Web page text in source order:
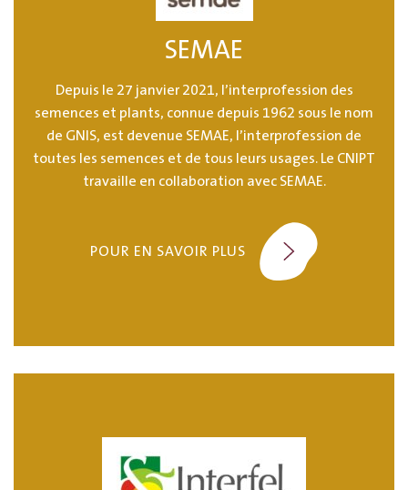
SEMAE
Depuis le 27 janvier 2021, l’interprofession des
semences et plants, connue depuis 1962 sous le nom
de GNIS, est devenue SEMAE, l’interprofession de
toutes les semences et de tous leurs usages. Le CNIPT
travaille en collaboration avec SEMAE.
POUR EN SAVOIR PLUS